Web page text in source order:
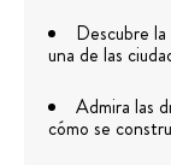
Descubre la
una de las
Admira las
cómo se